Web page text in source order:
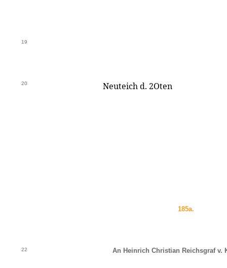
19
20 Neuteich d. 2Oten
185a.
22 An Heinrich Christian Reichsgraf v.